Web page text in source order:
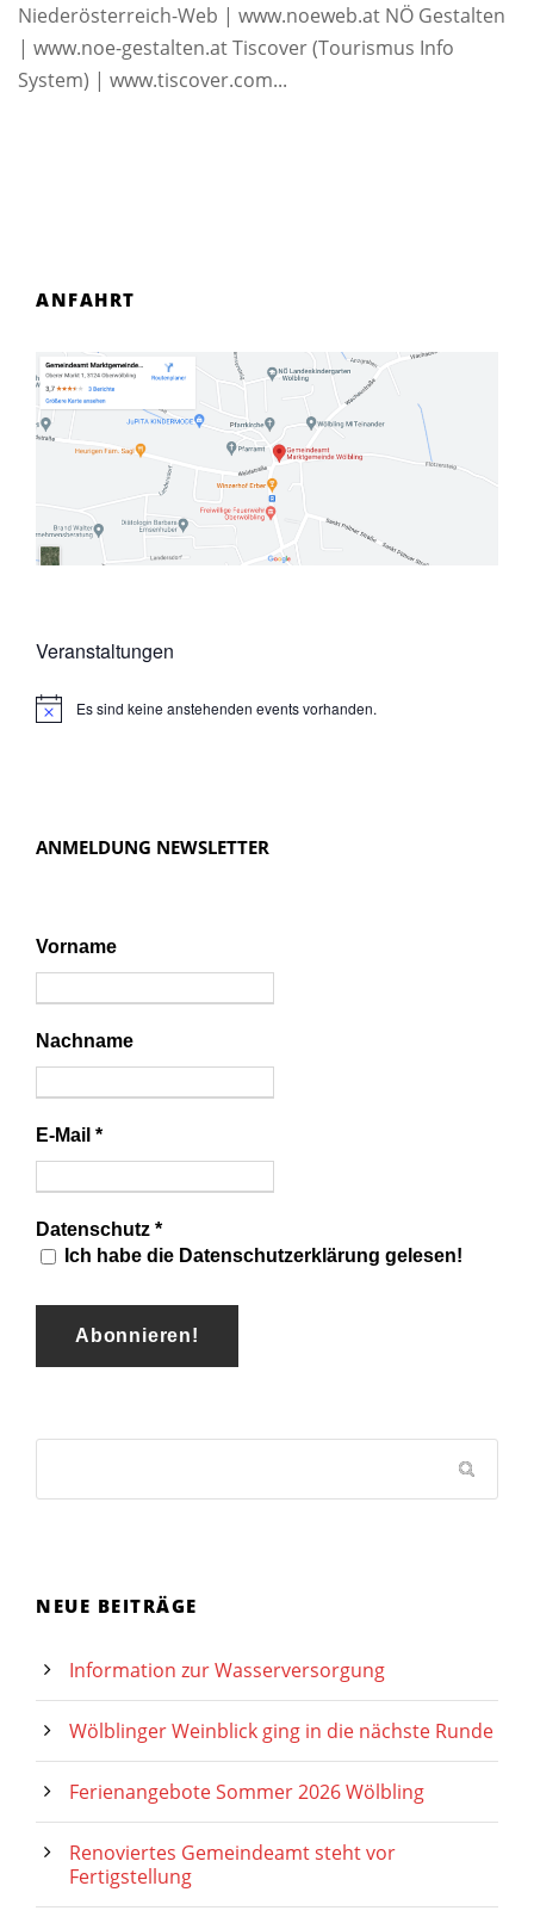
Niederösterreich-Web | www.noeweb.at NÖ Gestalten
| www.noe-gestalten.at Tiscover (Tourismus Info
System) | www.tiscover.com...
ANFAHRT
Veranstaltungen
N
Es sind keine anstehenden events vorhanden.
ANMELDUNG NEWSLETTER
Vorname
Nachname
E-Mail *
Datenschutz *
Ich habe die Datenschutzerklärung gelesen!
NEUE BEITRÄGE
Information zur Wasserversorgung
Wölblinger Weinblick ging in die nächste Runde
Ferienangebote Sommer 2026 Wölbling
Renoviertes Gemeindeamt steht vor
Fertigstellung